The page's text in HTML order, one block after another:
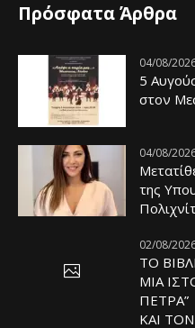
Πρόσφατα Άρθρα
04/08/
5
στον
04/08/
της
02/08/
ΤΟ
ΜΙΑ
ΚΑΙ